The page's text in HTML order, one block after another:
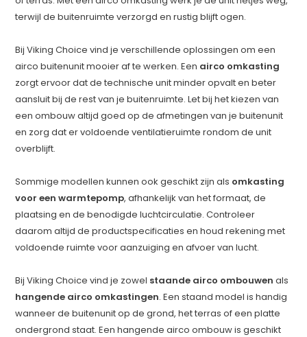
terwijl de buitenruimte verzorgd en rustig blijft ogen.
Bij Viking Choice vind je verschillende oplossingen om een
airco buitenunit mooier af te werken. Een airco omkasting
zorgt ervoor dat de technische unit minder opvalt en beter
aansluit bij de rest van je buitenruimte. Let bij het kiezen van
een ombouw altijd goed op de afmetingen van je buitenunit
en zorg dat er voldoende ventilatieruimte rondom de unit
overblijft.
Sommige modellen kunnen ook geschikt zijn als omkasting
voor een warmtepomp, afhankelijk van het formaat, de
plaatsing en de benodigde luchtcirculatie. Controleer
daarom altijd de productspecificaties en houd rekening met
voldoende ruimte voor aanzuiging en afvoer van lucht.
Bij Viking Choice vind je zowel staande airco ombouwen als
hangende airco omkastingen. Een staand model is handig
wanneer de buitenunit op de grond, het terras of een platte
ondergrond staat. Een hangende airco ombouw is geschikt